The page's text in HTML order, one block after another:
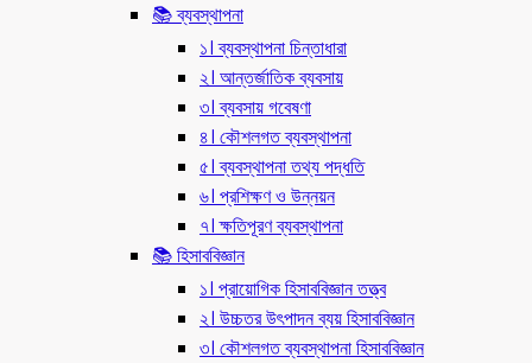
📚 ব্যবস্থাপনা
১। ব্যবস্থাপনা চিন্তাধারা
২। আন্তর্জাতিক ব্যবসায়
৩। ব্যবসায় গবেষণা
৪। কৌশলগত ব্যবস্থাপনা
৫। ব্যবস্থাপনা তথ্য পদ্ধতি
৬। প্রশিক্ষণ ও উন্নয়ন
৭। ক্ষতিপূরণ ব্যবস্থাপনা
📚 হিসাববিজ্ঞান
১। প্রায়োগিক হিসাববিজ্ঞান তত্ত্ব
২। উচ্চতর উৎপাদন ব্যয় হিসাববিজ্ঞান
৩। কৌশলগত ব্যবস্থাপনা হিসাববিজ্ঞান